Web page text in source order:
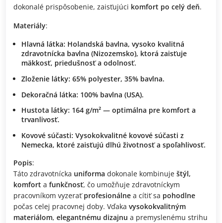
dokonalé prispôsobenie, zaisťujúci komfort po celý deň.
Materiály:
Hlavná látka: Holandská bavlna, vysoko kvalitná
zdravotnícka bavlna (Nizozemsko), ktorá zaisťuje
mäkkosť, priedušnosťa odolnosť.
Zloženie látky: 65% polyester, 35% bavlna.
Dekoračná látka: 100% bavlna (USA).
Hustota látky: 164 g/m² — optimálna pre komfort a
trvanlivosť.
Kovové súčasti: Vysokokvalitné kovové súčasti z
Nemecka, ktoré zaisťujú dlhú životnosťa spoľahlivosť.
Popis:
Táto zdravotnícka uniforma dokonale kombinuje štýl,
komfort a funkčnosť, čo umožňuje zdravotníckym
pracovníkom vyzeraťprofesionálne a cítiť sa pohodlne
počas celej pracovnej doby. Vďaka vysokokvalitným
materiálom, elegantnému dizajnu a premyslenému strihu